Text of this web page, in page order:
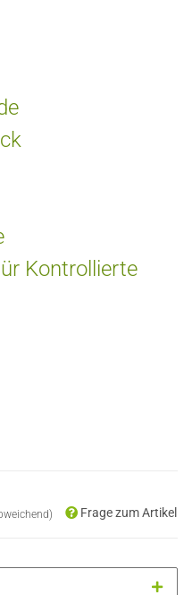
Kontrollierte
Frage zum Artikel